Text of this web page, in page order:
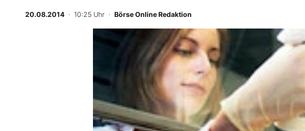
Experten
Mein B:O
Mein Konto
Folgen Sie uns
20.08.2014 · 10:25 Uhr · Börse Online Redaktion
- %